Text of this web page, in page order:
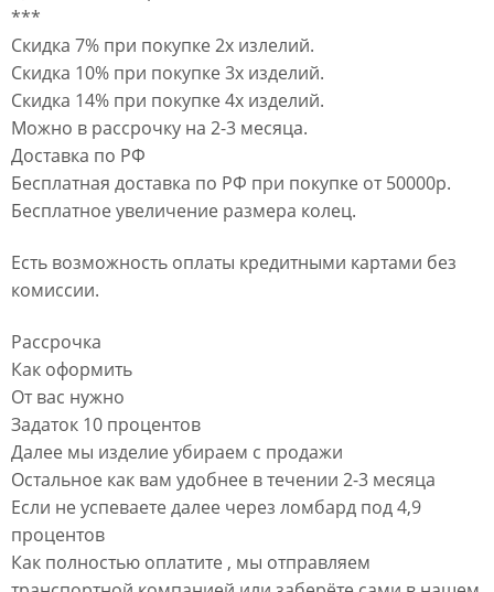
***
Скидка 7% при покупке 2х излелий.
Скидка 10% при покупке 3х изделий.
Скидка 14% при покупке 4х изделий.
Можно в рассрочку на 2-3 месяца.
Доставка по РФ
Бесплатная доставка по РФ при покупке от 50000р.
Бесплатное увеличение размера колец.
Есть возможность оплаты кредитными картами без
комиссии.
Рассрочка
Как оформить
От вас нужно
Задаток 10 процентов
Далее мы изделие убираем с продажи
Остальное как вам удобнее в течении 2-3 месяца
Если не успеваете далее через ломбард под 4,9
процентов
Как полностью оплатите , мы отправляем